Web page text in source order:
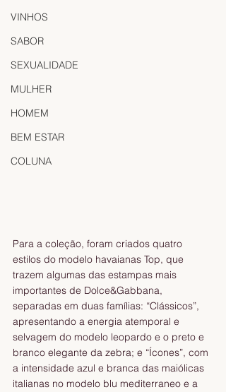
VINHOS
SABOR
SEXUALIDADE
MULHER
HOMEM
BEM ESTAR
COLUNA
Para a coleção, foram criados quatro
estilos do modelo havaianas Top, que
trazem algumas das estampas mais
importantes de Dolce&Gabbana,
separadas em duas famílias: “Clássicos”,
apresentando a energia atemporal e
selvagem do modelo leopardo e o preto e
branco elegante da zebra; e “Ícones”, com
a intensidade azul e branca das maiólicas
italianas no modelo blu mediterraneo e a